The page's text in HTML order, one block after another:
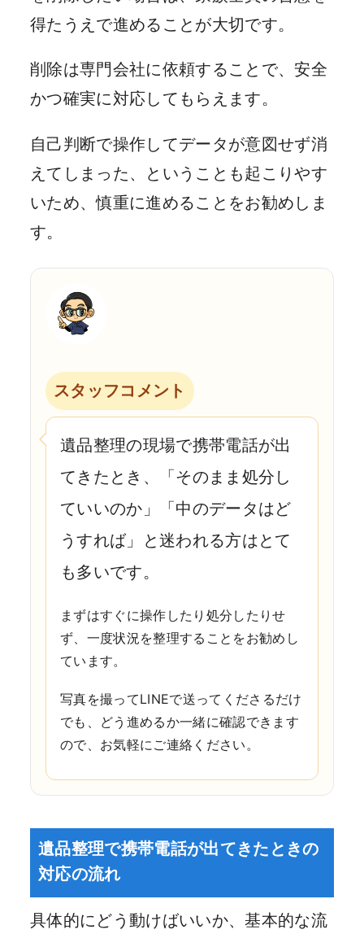
得たうえで進めることが大切です。
削除は専門会社に依頼することで、安全
かつ確実に対応してもらえます。
自己判断で操作してデータが意図せず消
えてしまった、ということも起こりやす
いため、慎重に進めることをお勧めしま
す。
スタッフコメント
遺品整理の現場で携帯電話が出
てきたとき、「そのまま処分し
ていいのか」「中のデータはど
うすれば」と迷われる方はとて
も多いです。
まずはすぐに操作したり処分したりせ
ず、一度状況を整理することをお勧めし
ています。
写真を撮ってLINEで送ってくださるだけ
でも、どう進めるか一緒に確認できます
ので、お気軽にご連絡ください。
遺品整理で携帯電話が出てきたときの
対応の流れ
具体的にどう動けばいいか、基本的な流